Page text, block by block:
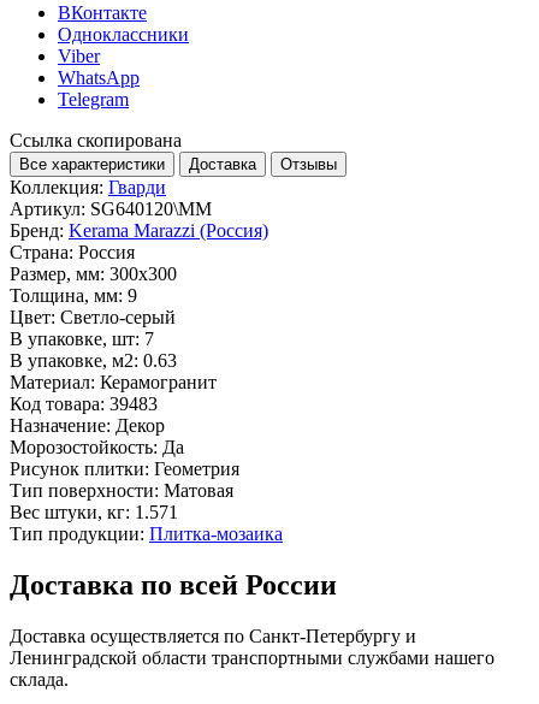
ВКонтакте
Одноклассники
Viber
WhatsApp
Telegram
Ссылка скопирована
Все характеристики Доставка Отзывы
Коллекция: Гварди
Артикул: SG640120\MM
Бренд: Kerama Marazzi (Россия)
Страна: Россия
Размер, мм: 300x300
Толщина, мм: 9
Цвет: Светло-серый
В упаковке, шт: 7
В упаковке, м2: 0.63
Материал: Керамогранит
Код товара: 39483
Назначение: Декор
Морозостойкость: Да
Рисунок плитки: Геометрия
Тип поверхности: Матовая
Вес штуки, кг: 1.571
Тип продукции: Плитка-мозаика
Доставка по всей России
Доставка осуществляется по Санкт-Петербургу и
Ленинградской области транспортными службами нашего
склада.